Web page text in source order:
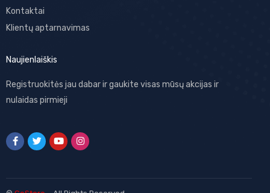
Kontaktai
Klientų aptarnavimas
Naujienlaiškis
Registruokitės jau dabar ir gaukite visas mūsų akcijas ir
nulaidas pirmieji